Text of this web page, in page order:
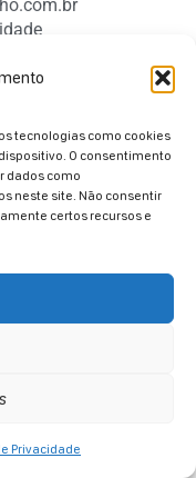
tecnologias como cookies
O consentimento
dados como
neste site. Não consentir
certos recursos e
Privacidade
os direitos